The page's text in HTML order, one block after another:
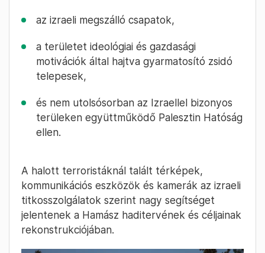
az izraeli megszálló csapatok,
a területet ideológiai és gazdasági
motivációk által hajtva gyarmatosító zsidó
telepesek,
és nem utolsósorban az Izraellel bizonyos
terüleken együttműködő Palesztin Hatóság
ellen.
A halott terroristáknál talált térképek,
kommunikációs eszközök és kamerák az izraeli
titkosszolgálatok szerint nagy segítséget
jelentenek a Hamász haditervének és céljainak
rekonstrukciójában.